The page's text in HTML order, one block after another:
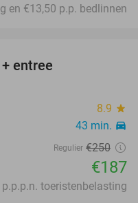
en €13,50 p.p. bedlinnen
entree
8.9 star
43 min. directions_car
Regulier €250
€187
p.p.p.n. toeristenbelasting